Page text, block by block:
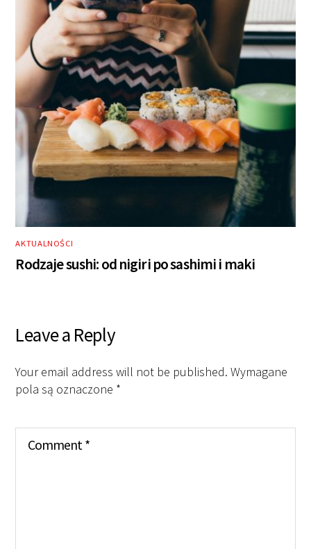
AKTUALNOŚCI
Rodzaje sushi: od nigiri po sashimi i maki
Leave a Reply
Your email address will not be published. Wymagane
pola są oznaczone *
Comment*